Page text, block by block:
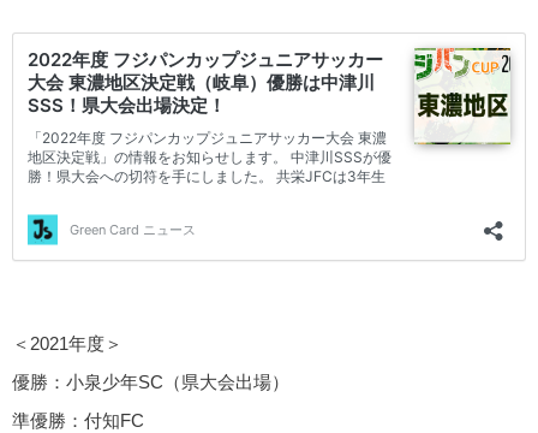
＜2021年度＞
優勝：小泉少年SC（県大会出場）
準優勝：付知FC